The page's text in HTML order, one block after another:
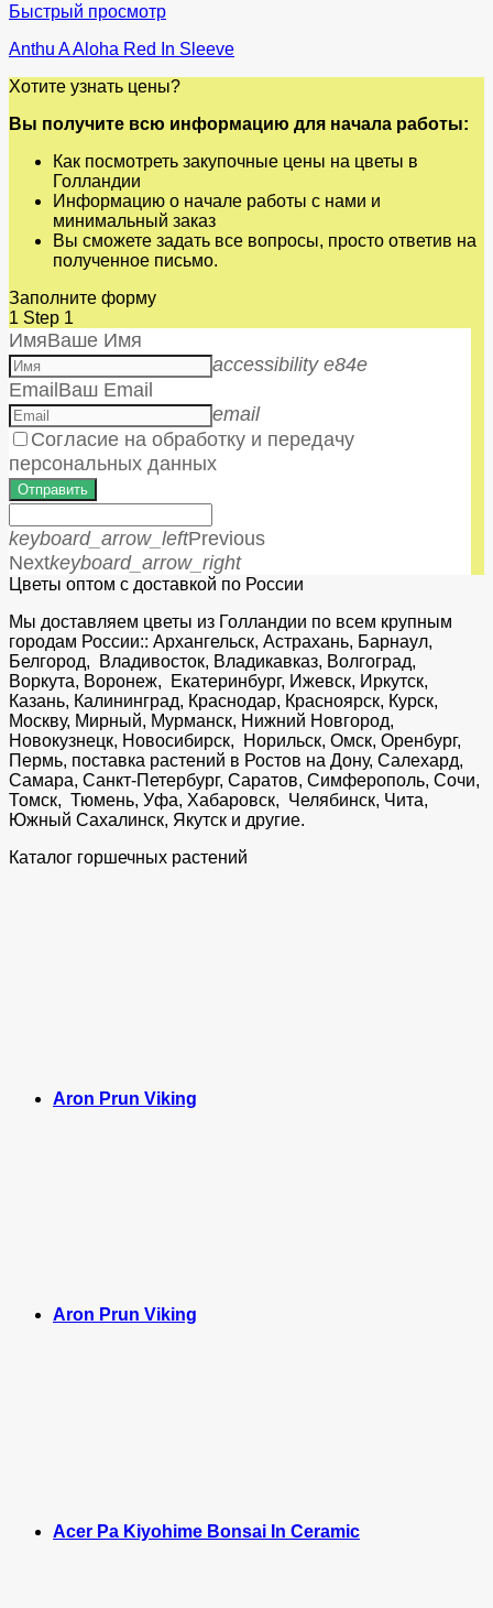
Быстрый просмотр
Anthu A Aloha Red In Sleeve
Хотите узнать цены?
Вы получите всю информацию для начала работы:
Как посмотреть закупочные цены на цветы в
Голландии
Информацию о начале работы с нами и
минимальный заказ
Вы сможете задать все вопросы, просто ответив на
полученное письмо.
Заполните форму
1 Step 1
ИмяВаше Имя
accessibility e84e
EmailВаш Email
email
Согласие на обработку и передачу
персональных данных
Отправить
keyboard_arrow_leftPrevious
Nextkeyboard_arrow_right
Цветы оптом с доставкой по России
Мы доставляем цветы из Голландии по всем крупным
городам России:: Архангельск, Астрахань, Барнаул,
Белгород, Владивосток, Владикавказ, Волгоград,
Воркута, Воронеж, Екатеринбург, Ижевск, Иркутск,
Казань, Калининград, Краснодар, Красноярск, Курск,
Москву, Мирный, Мурманск, Нижний Новгород,
Новокузнецк, Новосибирск, Норильск, Омск, Оренбург,
Пермь, поставка растений в Ростов на Дону, Салехард,
Самара, Санкт-Петербург, Саратов, Симферополь, Сочи,
Томск, Тюмень, Уфа, Хабаровск, Челябинск, Чита,
Южный Сахалинск, Якутск и другие.
Каталог горшечных растений
Aron Prun Viking
Aron Prun Viking
Acer Pa Kiyohime Bonsai In Ceramic